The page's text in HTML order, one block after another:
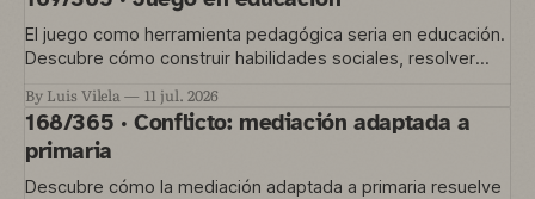
El juego como herramienta pedagógica seria en educación.
Descubre cómo construir habilidades sociales, resolver
By Luis Vilela 11 jul. 2026
168/365 · Conflicto: mediación adaptada a
primaria
Descubre cómo la mediación adaptada a primaria resuelve